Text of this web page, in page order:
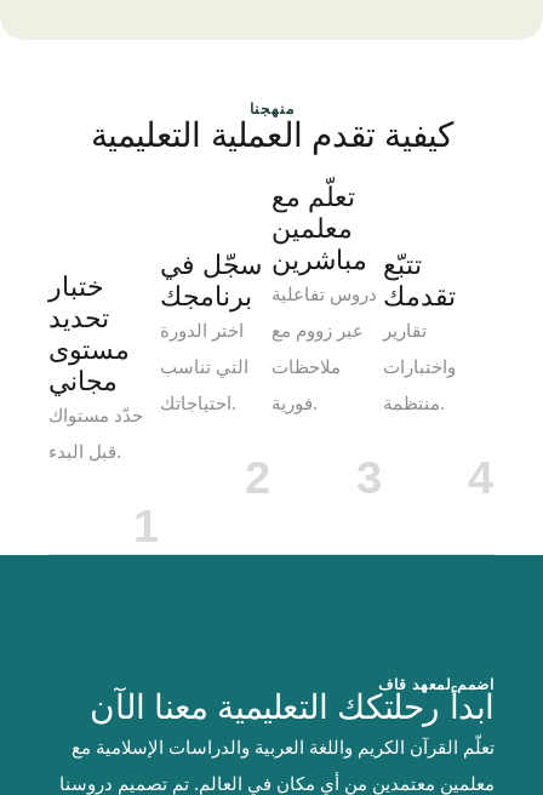
منهجنا
كيفية تقدم العملية التعليمية
1
ختبار
تحديد
مستوى
مجاني
حدّد مستواك
قبل البدء.
2
سجّل في
برنامجك
اختر الدورة
التي تناسب
احتياجاتك.
3
تعلّم مع
معلمين
مباشرين
دروس تفاعلية
عبر زووم مع
ملاحظات
فورية.
4
تتبّع
تقدمك
تقارير
واختبارات
منتظمة.
اضمم لمعهد قاف
ابدأ رحلتكك التعليمية معنا الآن
تعلّم القرآن الكريم واللغة العربية والدراسات الإسلامية مع
معلمين معتمدين من أي مكان في العالم. تم تصميم دروسنا